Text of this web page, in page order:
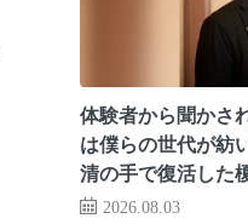
体験者から聞かさ
は僕らの世代が
清の手で復活した
2026.08.03